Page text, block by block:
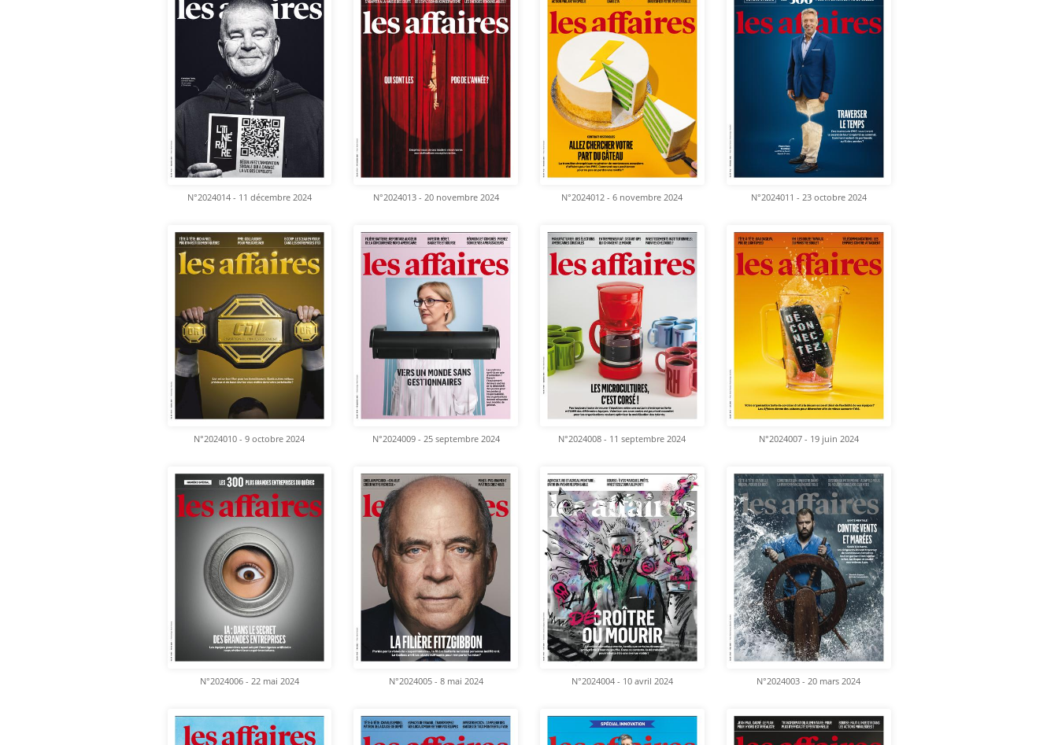
N°2024014 - 11 décembre 2024 N°2024013 - 20 novembre 2024 N°2024012 - 6 novembre 2024 N°2024011 - 23 octobre 2024
N°2024010 - 9 octobre 2024 N°2024009 - 25 septembre 2024 N°2024008 - 11 septembre 2024 N°2024007 - 19 juin 2024
N°2024006 - 22 mai 2024 N°2024005 - 8 mai 2024 N°2024004 - 10 avril 2024 N°2024003 - 20 mars 2024